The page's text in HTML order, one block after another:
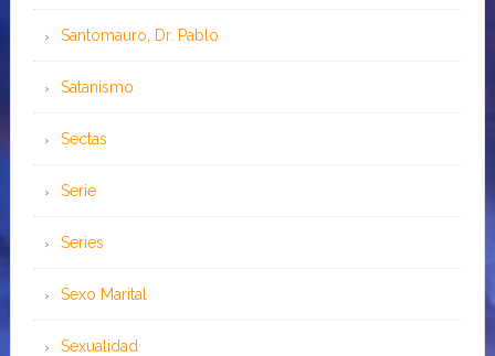
Santomauro, Dr. Pablo
Satanismo
Sectas
Serie
Series
Sexo Marital
Sexualidad